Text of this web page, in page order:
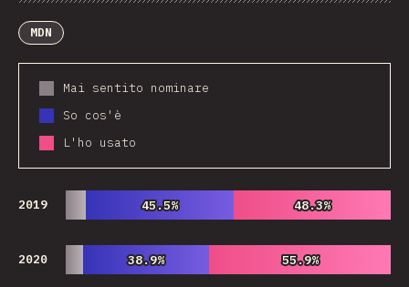
MDN
Mai sentito nominare
So cos'è
L'ho usato
2019 45.5%
45.5% 48.3%
48.3%
2020 38.9%
38.9% 55.9%
55.9%